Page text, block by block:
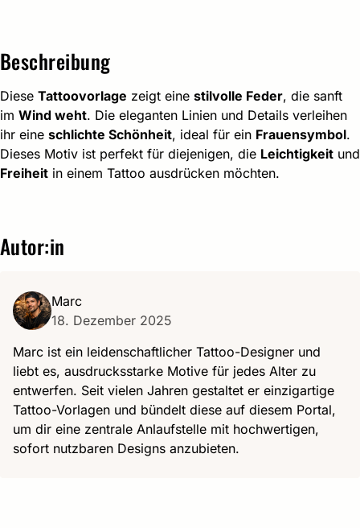
Beschreibung
Diese Tattoovorlage zeigt eine stilvolle Feder, die sanft
im Wind weht. Die eleganten Linien und Details verleihen
ihr eine schlichte Schönheit, ideal für ein Frauensymbol.
Dieses Motiv ist perfekt für diejenigen, die Leichtigkeit und
Freiheit in einem Tattoo ausdrücken möchten.
Autor:in
Marc
18. Dezember 2025
Marc ist ein leidenschaftlicher Tattoo-Designer und
liebt es, ausdrucksstarke Motive für jedes Alter zu
entwerfen. Seit vielen Jahren gestaltet er einzigartige
Tattoo-Vorlagen und bündelt diese auf diesem Portal,
um dir eine zentrale Anlaufstelle mit hochwertigen,
sofort nutzbaren Designs anzubieten.